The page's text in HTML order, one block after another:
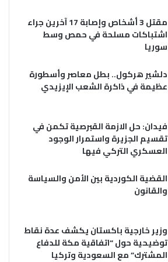
مقتل 3 أشخاص وإصابة 17 آخرين جراء
اشتباكات مسلحة في حمص وسط
سوريا
دلشير هركول.. بطل معاصر وأسطورة
عظيمة في ذاكرة الشعب الإيزيدي
فيدان: حل الازمة القبرصية تكمن في
تقسيم الجزيرة واستمرار الوجود
العسكري التركي فيها
القضية الكوردية بين الأمن والسياسة
والقانون
وزير خارجية باكستان يكشف عدة نقاط
توضيحية حول “اتفاقية مكة للدفاع
المشترك” مع السعودية وتركيا